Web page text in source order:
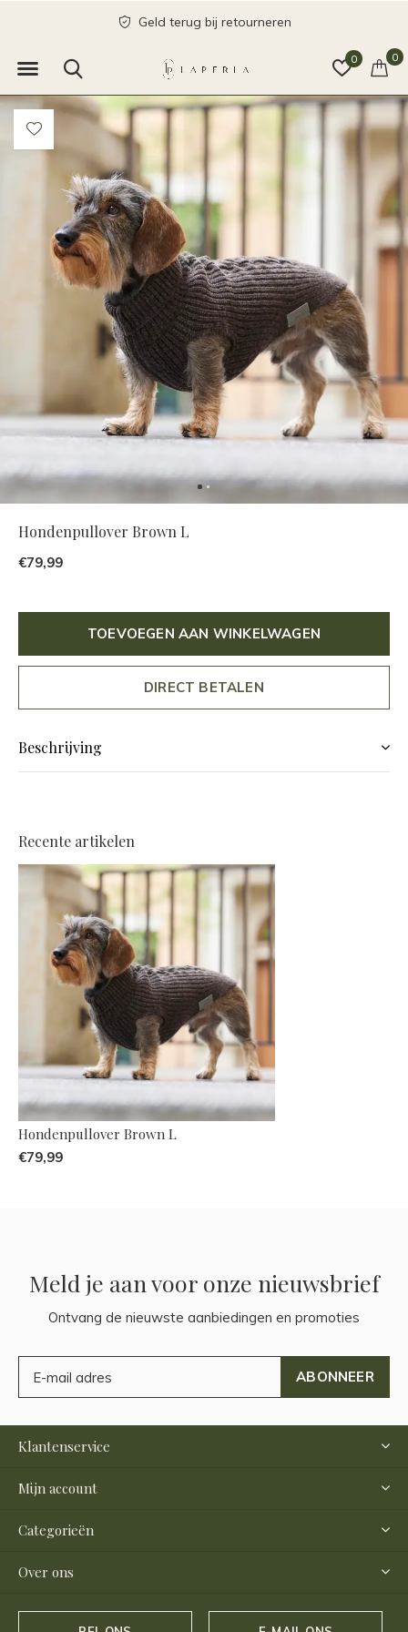
0 0
Geld terug bij retourneren
Hondenpullover Brown L
€79,99
TOEVOEGEN AAN WINKELWAGEN
DIRECT BETALEN
Beschrijving
Recente artikelen
Hondenpullover Brown L
€79,99
Meld je aan voor onze nieuwsbrief
Ontvang de nieuwste aanbiedingen en promoties
ABONNEER
Klantenservice
Mijn account
Categorieën
Over ons